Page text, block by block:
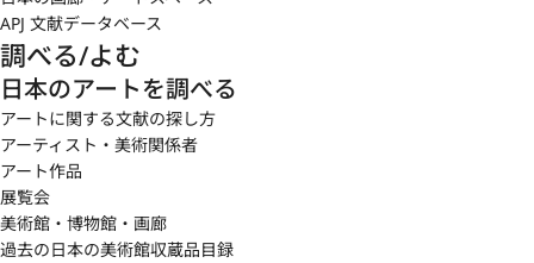
APJ 文献データベース
調べる/よむ
日本のアートを調べる
アートに関する文献の探し方
アーティスト・美術関係者
アート作品
展覧会
美術館・博物館・画廊
過去の日本の美術館収蔵品目録